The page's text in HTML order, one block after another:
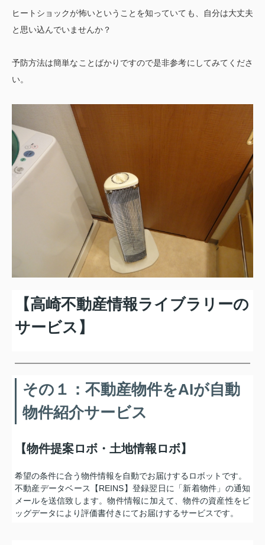
ヒートショックが怖いということを知っていても、自分は大丈夫
と思い込んでいませんか？
予防方法は簡単なことばかりですので是非参考にしてみてくださ
い。
【高崎不動産情報ライブラリーの
サービス】
その１：不動産物件をAIが自動
物件紹介サービス
【物件提案ロボ・土地情報ロボ】
希望の条件に合う物件情報を自動でお届けするロボットです。
不動産データベース【REINS】登録翌日に「新着物件」の通知
メールを送信致します。物件情報に加えて、物件の資産性をビ
ッグデータにより評価書付きにてお届けするサービスです。